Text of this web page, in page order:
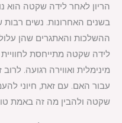
הריון לאחר לידה שקטה
בשנים האחרונות. נשים רבות
ההשלכות והאתגרים שהן
לידה שקטה מתייחסת
מינימלית ואווירה רגועה.
עבור האם. עם זאת, חיוני
שקטה ולהבין מה זה באמת